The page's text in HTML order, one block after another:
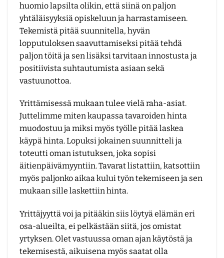
huomio lapsilta olikin, että siinä on paljon
yhtäläisyyksiä opiskeluun ja harrastamiseen.
Tekemistä pitää suunnitella, hyvän
lopputuloksen saavuttamiseksi pitää tehdä
paljon töitä ja sen lisäksi tarvitaan innostusta ja
positiivista suhtautumista asiaan sekä
vastuunottoa.
Yrittämisessä mukaan tulee vielä raha-asiat.
Juttelimme miten kaupassa tavaroiden hinta
muodostuu ja miksi myös työlle pitää laskea
käypä hinta. Lopuksi jokainen suunnitteli ja
toteutti oman istutuksen, joka sopisi
äitienpäivämyyntiin. Tavarat listattiin, katsottiin
myös paljonko aikaa kului työn tekemiseen ja sen
mukaan sille laskettiin hinta.
Yrittäjyyttä voi ja pitääkin siis löytyä elämän eri
osa-alueilta, ei pelkästään siitä, jos omistat
yrtyksen. Olet vastuussa oman ajan käytöstä ja
tekemisestä, aikuisena myös saatat olla